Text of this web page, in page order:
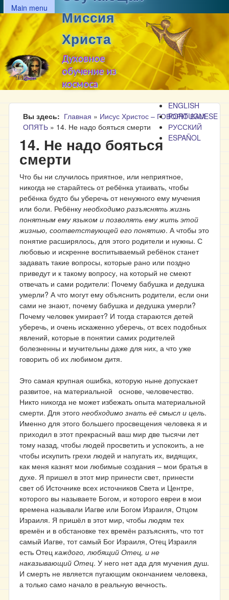
Перейти к основному
содержанию
MAIN MENU
Main menu
Миссия
Христа
Духовное
обучение из
космоса
ENGLISH
PORTUGUESE
РУССКИЙ
ESPAÑOL
Вы здесь Главная » Иисус Христос – ГОВОРЮ ВАМ
ОПЯТЬ » 14. Не надо бояться смерти
14. Не надо бояться
смерти
Что бы ни случилось приятное, или неприятное,
никогда не старайтесь от ребёнка утаивать, чтобы
ребёнка будто бы уберечь от ненужного ему мучения
или боли. Ребёнку необходимо разъяснять жизнь
понятным ему языком и позволять ему жить этой
жизнью, соответствующей его понятию. А чтобы это
понятие расширялось, для этого родители и нужны. С
любовью и искренне воспитываемый ребёнок станет
задавать такие вопросы, которые рано или поздно
приведут и к такому вопросу, на который не смеют
отвечать и сами родители: Почему бабушка и дедушка
умерли? А что могут ему объяснить родители, если они
сами не знают, почему бабушка и дедушка умерли?
Почему человек умирает? И тогда стараются детей
уберечь, и очень искаженно уберечь, от всех подобных
явлений, которые в понятии самих родителей
болезненны и мучительны даже для них, а что уже
говорить об их любимом дитя.
Это самая крупная ошибка, которую ныне допускает
развитое, на материальной основе, человечество.
Никто никогда не может избежать опыта материальной
смерти. Для этого необходимо знать её смысл и цель.
Именно для этого большего просвещения человека я и
приходил в этот прекрасный ваш мир две тысячи лет
тому назад, чтобы людей просветить и успокоить, а не
чтобы искупить грехи людей и напугать их, видящих,
как меня казнят мои любимые создания – мои братья в
духе. Я пришел в этот мир принести свет, принести
свет об Источнике всех источников Света и Центре,
которого вы называете Богом, и которого евреи в мои
времена называли Иагве или Богом Израиля, Отцом
Израиля. Я пришёл в этот мир, чтобы людям тех
времён и в обстановке тех времён разъяснять, что тот
самый Иагве, тот самый Бог Израиля, Отец Израиля
есть Отец каждого, любящий Отец, и не
наказывающий Отец. У него нет ада для мучения душ.
И смерть не является пугающим окончанием человека,
а только само начало в реальную вечность.